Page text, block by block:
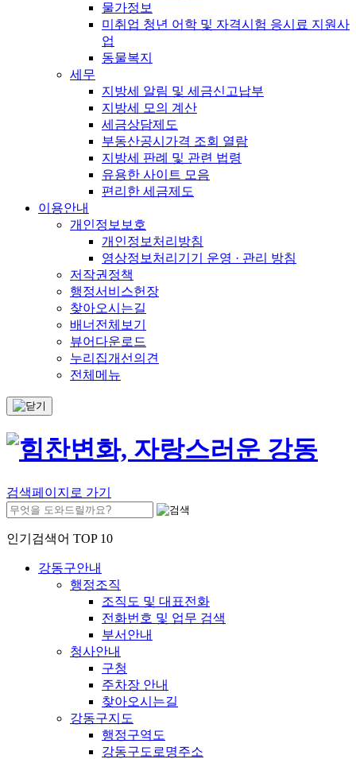
물가정보
미취업 청년 어학 및 자격시험 응시료 지원사
업
동물복지
세무
지방세 알림 및 세금신고납부
지방세 모의 계산
세금상담제도
부동산공시가격 조회 열람
지방세 판례 및 관련 법령
유용한 사이트 모음
편리한 세금제도
이용안내
개인정보보호
개인정보처리방침
영상정보처리기기 운영 · 관리 방침
저작권정책
행정서비스헌장
찾아오시는길
배너전체보기
뷰어다운로드
누리집개선의견
전체메뉴
검색페이지로 가기
인기검색어 TOP 10
강동구안내
행정조직
조직도 및 대표전화
전화번호 및 업무 검색
부서안내
청사안내
구청
주차장 안내
찾아오시는길
강동구지도
행정구역도
강동구도로명주소